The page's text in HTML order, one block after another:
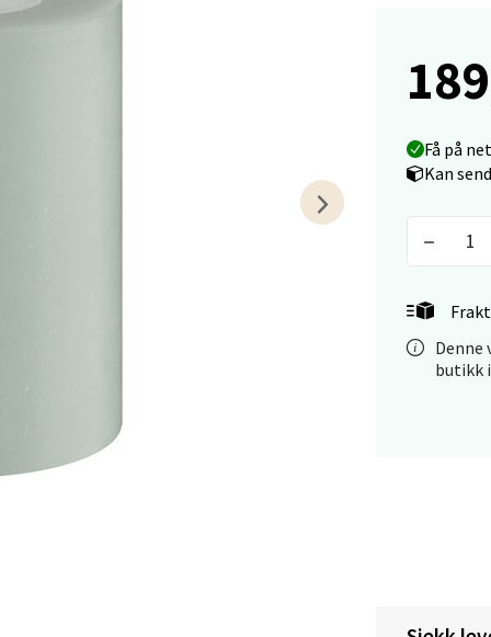
Få på
Kan
Denne
butikk
Linderud